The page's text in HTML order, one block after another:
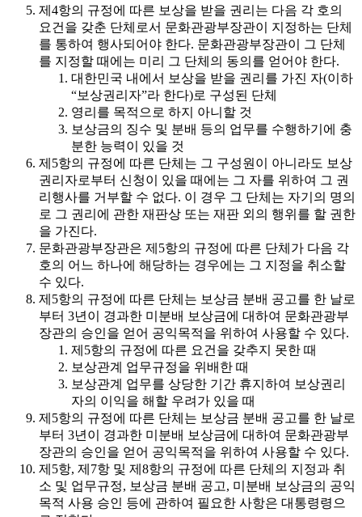
제4항의 규정에 따른 보상을 받을 권리는 다음 각 호의
요건을 갖춘 단체로서 문화관광부장관이 지정하는 단체
를 통하여 행사되어야 한다. 문화관광부장관이 그 단체
를 지정할 때에는 미리 그 단체의 동의를 얻어야 한다.
대한민국 내에서 보상을 받을 권리를 가진 자(이하
“보상권리자”라 한다)로 구성된 단체
영리를 목적으로 하지 아니할 것
보상금의 징수 및 분배 등의 업무를 수행하기에 충
분한 능력이 있을 것
제5항의 규정에 따른 단체는 그 구성원이 아니라도 보상
권리자로부터 신청이 있을 때에는 그 자를 위하여 그 권
리행사를 거부할 수 없다. 이 경우 그 단체는 자기의 명의
로 그 권리에 관한 재판상 또는 재판 외의 행위를 할 권한
을 가진다.
문화관광부장관은 제5항의 규정에 따른 단체가 다음 각
호의 어느 하나에 해당하는 경우에는 그 지정을 취소할
수 있다.
제5항의 규정에 따른 단체는 보상금 분배 공고를 한 날로
부터 3년이 경과한 미분배 보상금에 대하여 문화관광부
장관의 승인을 얻어 공익목적을 위하여 사용할 수 있다.
제5항의 규정에 따른 요건을 갖추지 못한 때
보상관계 업무규정을 위배한 때
보상관계 업무를 상당한 기간 휴지하여 보상권리
자의 이익을 해할 우려가 있을 때
제5항의 규정에 따른 단체는 보상금 분배 공고를 한 날로
부터 3년이 경과한 미분배 보상금에 대하여 문화관광부
장관의 승인을 얻어 공익목적을 위하여 사용할 수 있다.
제5항, 제7항 및 제8항의 규정에 따른 단체의 지정과 취
소 및 업무규정, 보상금 분배 공고, 미분배 보상금의 공익
목적 사용 승인 등에 관하여 필요한 사항은 대통령령으